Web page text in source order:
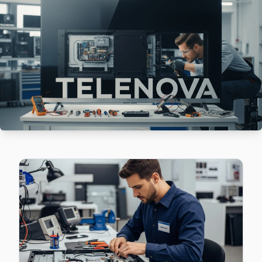
Telenova marka TV'niz Hacıahmetli'de çalışmıyorsa
Hacıahmetli Telenova Açılmıyor Arıza →
Karakiraz Telenova Servis
Şile'da Karakiraz bölgesindeki Telenova kullanıcılarına
Şile Telenova Servis →
Kömürcüoda Telenova Servis
Şile'da Kömürcüoda mahallesi Telenova TV servisi için
Meşrutiyet Telenova Servis
Meşrutiyet'de Telenova TV ekran değişimi gerekebilir
Meşrutiyet Telenova Anakart Tamiri →
Ormanlı Telenova Servis
Ormanlı'de Telenova TV ses ama görüntü yok sorununu